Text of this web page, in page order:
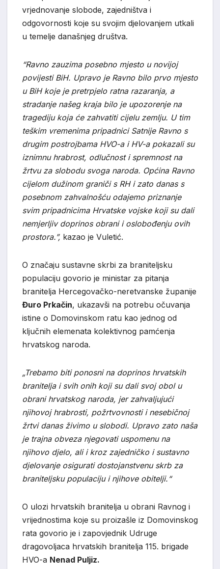
vrjednovanje slobode, zajedništva i
odgovornosti koje su svojim djelovanjem utkali
u temelje današnjeg društva.
“Ravno zauzima posebno mjesto u novijoj
povijesti BiH. Upravo je Ravno bilo prvo mjesto
u BiH koje je pretrpjelo ratna razaranja, a
stradanje našeg kraja bilo je upozorenje na
tragediju koja će zahvatiti cijelu zemlju. U tim
teškim vremenima pripadnici Satnije Ravno s
drugim postrojbama HVO-a i HV-a pokazali su
iznimnu hrabrost, odlučnost i spremnost na
žrtvu za slobodu svoga naroda. Općina Ravno
cijelom dužinom graniči s RH i zato danas s
posebnom zahvalnošću odajemo priznanje
svim pripadnicima Hrvatske vojske koji su dali
nemjerljiv doprinos obrani i oslobođenju ovih
prostora.”, kazao je Vuletić.
O značaju sustavne skrbi za braniteljsku
populaciju govorio je ministar za pitanja
branitelja Hercegovačko-neretvanske županije
Đuro Prkačin, ukazavši na potrebu očuvanja
istine o Domovinskom ratu kao jednog od
ključnih elemenata kolektivnog pamćenja
hrvatskog naroda.
„Trebamo biti ponosni na doprinos hrvatskih
branitelja i svih onih koji su dali svoj obol u
obrani hrvatskog naroda, jer zahvaljujući
njihovoj hrabrosti, požrtvovnosti i nesebičnoj
žrtvi danas živimo u slobodi. Upravo zato naša
je trajna obveza njegovati uspomenu na
njihovo djelo, ali i kroz zajedničko i sustavno
djelovanje osigurati dostojanstvenu skrb za
braniteljsku populaciju i njihove obitelji.“
O ulozi hrvatskih branitelja u obrani Ravnog i
vrijednostima koje su proizašle iz Domovinskog
rata govorio je i zapovjednik Udruge
dragovoljaca hrvatskih branitelja 115. brigade
HVO-a Nenad Puljiz.